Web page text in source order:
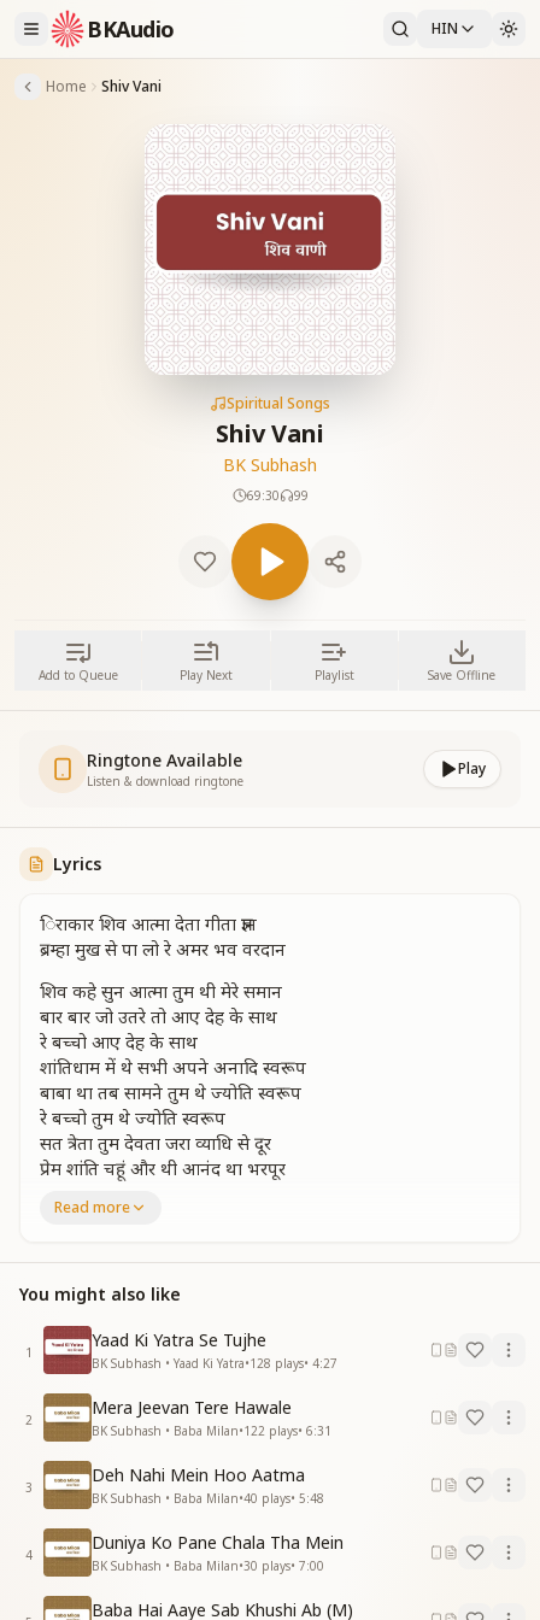
BKAudio HIN
Home Shiv Vani
Spiritual Songs
Shiv Vani
BK Subhash
69:30 99
Add to Queue Play Next Playlist Save Offline
Ringtone Available
Listen & download ringtone
Play
Lyrics
िराकार शिव आत्मा देता गीता ज्ञान
ब्रम्हा मुख से पा लो रे अमर भव वरदान
शिव कहे सुन आत्मा तुम थी मेरे समान
बार बार जो उतरे तो आए देह के साथ
रे बच्चो आए देह के साथ
शांतिधाम में थे सभी अपने अनादि स्वरूप
बाबा था तब सामने तुम थे ज्योति स्वरूप
रे बच्चो तुम थे ज्योति स्वरूप
सत त्रेता तुम देवता जरा व्याधि से दूर
प्रेम शांति चहूं और थी आनंद था भरपूर
काम क्रोध मद लोभ से तुम्हें नहीं था काम
आत्मज्योत सबकी जगी नहीं था देहअभिमान
रे बच्चो नहीं था देहअभिमान
एक धर्म एक जात थी सभी प्रकाश समान प्रकृति प्राणी सतगुणी सुखी
था सारा जहां
रे बच्चो सुखी था सारा जहां
द्वापर से अपनी करी पूजा बारम्बार
रावण आया ले गया लक्ष्मण रेखा पार
रे बच्चो लक्ष्मण रेखा पार
आत्मा बैठी पंचवटी माया मद मारीच
लक्ष्य को लांघा फस गई सीता विकारों के बीच
रे बच्चो सीता विकारों के बीच
कलयुग में तामस भये पाला जो तुमने काम
कलयुग में तामस भये पाला जो तुमने काम
मिथ्या तृष्णा में फंसे भये माया के गुलाम
Read more
You might also like
1
Yaad Ki Yatra Se Tujhe
BK Subhash • Yaad Ki Yatra•128 plays• 4:27
2
Mera Jeevan Tere Hawale
BK Subhash • Baba Milan•122 plays• 6:31
3
Deh Nahi Mein Hoo Aatma
BK Subhash • Baba Milan•40 plays• 5:48
4
Duniya Ko Pane Chala Tha Mein
BK Subhash • Baba Milan•30 plays• 7:00
Baba Hai Aaye Sab Khushi Ab (M)